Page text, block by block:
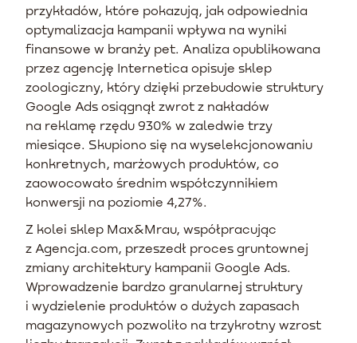
przykładów, które pokazują, jak odpowiednia
optymalizacja kampanii wpływa na wyniki
finansowe w branży pet. Analiza opublikowana
przez agencję Internetica opisuje sklep
zoologiczny, który dzięki przebudowie struktury
Google Ads osiągnął zwrot z nakładów
na reklamę rzędu 930% w zaledwie trzy
miesiące. Skupiono się na wyselekcjonowaniu
konkretnych, marżowych produktów, co
zaowocowało średnim współczynnikiem
konwersji na poziomie 4,27%.
Z kolei sklep Max&Mrau, współpracując
z Agencja.com, przeszedł proces gruntownej
zmiany architektury kampanii Google Ads.
Wprowadzenie bardzo granularnej struktury
i wydzielenie produktów o dużych zapasach
magazynowych pozwoliło na trzykrotny wzrost